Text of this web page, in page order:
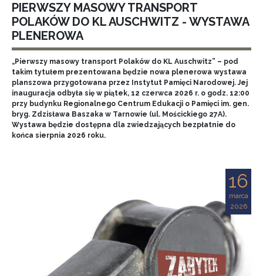
PIERWSZY MASOWY TRANSPORT
POLAKÓW DO KL AUSCHWITZ - WYSTAWA
PLENEROWA
„Pierwszy masowy transport Polaków do KL Auschwitz” – pod
takim tytułem prezentowana będzie nowa plenerowa wystawa
planszowa przygotowana przez Instytut Pamięci Narodowej. Jej
inauguracja odbyła się w piątek, 12 czerwca 2026 r. o godz. 12:00
przy budynku Regionalnego Centrum Edukacji o Pamięci im. gen.
bryg. Zdzisława Baszaka w Tarnowie (ul. Mościckiego 27A).
Wystawa będzie dostępna dla zwiedzających bezpłatnie do
końca sierpnia 2026 roku.
16
marca
2026